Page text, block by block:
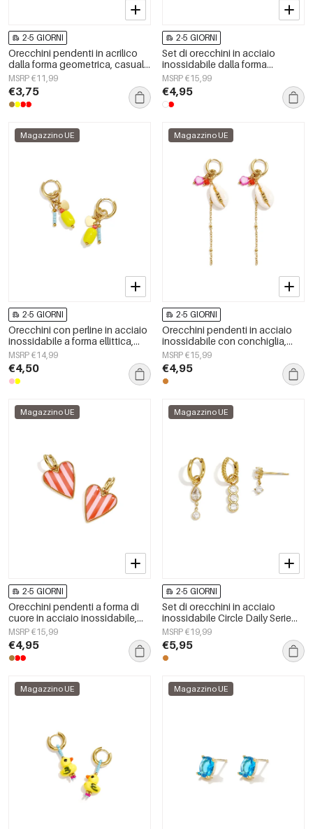
2-5 GIORNI
Orecchini pendenti in acrilico
dalla forma geometrica, casual
e semplici, della serie da donna.
MSRP €11,99
€3,75
2-5 GIORNI
Set di orecchini in acciaio
inossidabile dalla forma
geometrica, semplici, per tutti i
giorni, serie Simple, gioielli da
donna
MSRP €15,99
€4,95
Magazzino UE
2-5 GIORNI
Orecchini con perline in acciaio
inossidabile a forma ellittica,
graziosi e semplici, della serie
Daily Simple, gioielli da donna.
MSRP €14,99
€4,50
Magazzino UE
2-5 GIORNI
Orecchini pendenti in acciaio
inossidabile con conchiglia,
serie Simple, gioielli da donna.
MSRP €15,99
€4,95
Magazzino UE
2-5 GIORNI
Orecchini pendenti a forma di
cuore in acciaio inossidabile,
serie Simple Daily Simple, gioielli
da donna
MSRP €15,99
€4,95
Magazzino UE
2-5 GIORNI
Set di orecchini in acciaio
inossidabile Circle Daily Serie
Semplice Gioiello da Donna
MSRP €19,99
€5,95
Magazzino UE Magazzino UE